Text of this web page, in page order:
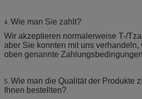
4. Wie man Sie zahlt?
Wir akzeptieren normalerweise T-/
aber Sie konnten mit uns
oben genannte
5. Wie man die Qualität der Produkte
Ihnen bestellten?